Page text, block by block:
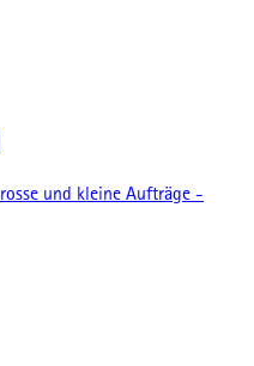
und kleine Aufträge -